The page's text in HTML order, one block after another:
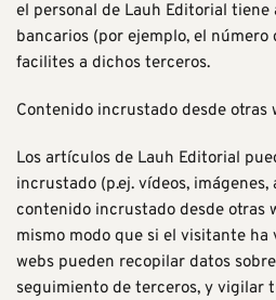
el personal de Lauh Editorial tiene
bancarios (por ejemplo, el
facilites a dichos terceros.
Contenido incrustado desde otras
Los artículos de Lauh Editorial
incrustado (p.ej. vídeos, imágenes,
contenido incrustado desde otras
mismo modo que si el visitante ha
webs pueden recopilar datos
seguimiento de terceros, y vigilar